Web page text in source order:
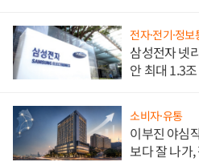
전자·전기·정보
삼성전자 넷
안 최대 1.3
소비자·유통
이부진 야심
보다 잘 나가,